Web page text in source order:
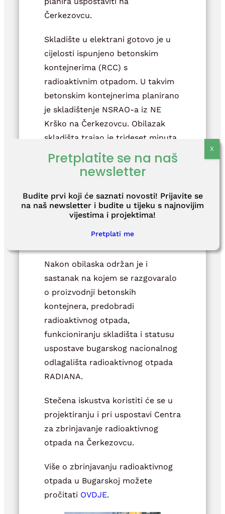
Čerkezovcu.
Skladište u elektrani gotovo je u
cijelosti ispunjeno betonskim
kontejnerima (RCC) s
radioaktivnim otpadom. U takvim
betonskim kontejnerima planirano
je skladištenje NSRAO-a iz NE
Krško na Čerkezovcu. Obilazak
skladišta trajao je trideset minuta
prilikom čega dozimetri nisu
zabilježili mjerljivu dozu zračenja.
Nakon obilaska održan je i
sastanak na kojem se razgovaralo
o proizvodnji betonskih
kontejnera, predobradi
radioaktivnog otpada,
funkcioniranju skladišta i statusu
uspostave bugarskog nacionalnog
odlagališta radioaktivnog otpada
RADIANA.
Stečena iskustva koristiti će se u
projektiranju i pri uspostavi Centra
za zbrinjavanje radioaktivnog
otpada na Čerkezovcu.
Više o zbrinjavanju radioaktivnog
otpada u Bugarskoj možete
pročitati OVDJE.
Pretplatite se na naš
newsletter
Budite prvi koji će saznati novosti! Prijavite se
na naš newsletter i budite u tijeku s najnovijim
vijestima i projektima!
Pretplati me